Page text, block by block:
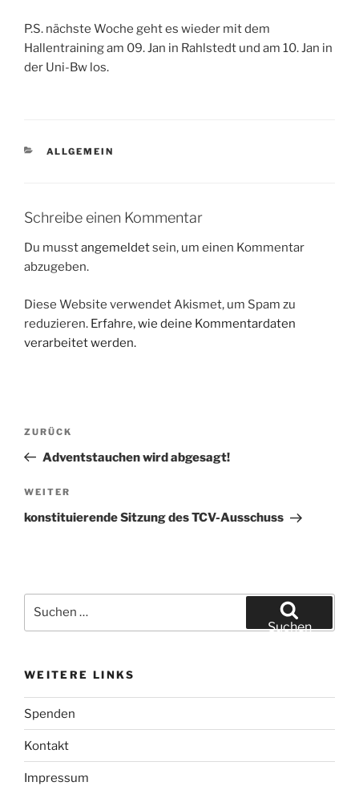
P.S. nächste Woche geht es wieder mit dem
Hallentraining am 09. Jan in Rahlstedt und am 10. Jan in
der Uni-Bw los.
KATEGORIEN
ALLGEMEIN
Schreibe einen Kommentar
Du musstangemeldetsein, um einen Kommentar
abzugeben.
Diese Website verwendet Akismet, um Spam zu
reduzieren. Erfahre, wie deine Kommentardaten
verarbeitet werden.
Beitragsnavigation
Vorheriger
Beitrag
ZURÜCK
Adventstauchen wird abgesagt!
Nächster
Beitrag
WEITER
konstituierende Sitzung des TCV-Ausschuss
nach:
Suchen
WEITERE LINKS
Spenden
Kontakt
Impressum